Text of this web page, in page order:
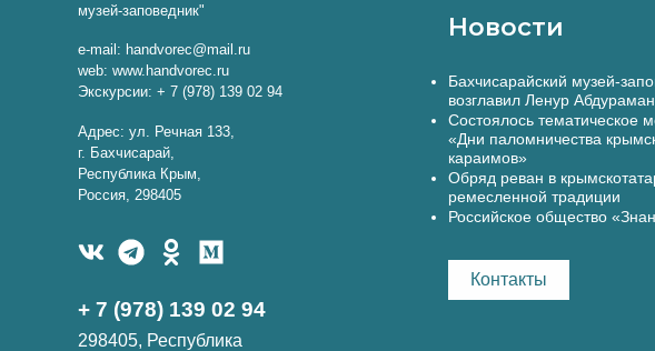
музей-заповедник"
e-mail: handvorec@mail.ru
web: www.handvorec.ru
Экскурсии: + 7 (978) 139 02 94
Адрес: ул. Речная 133,
г. Бахчисарай,
Республика Крым,
Россия, 298405
+ 7 (978) 139 02 94
298405, Республика
Новости
Бахчисарайский музей-
возглавил Ленур
Состоялось тематическое
«Дни паломничества
караимов»
Обряд реван в
ремесленной традиции
Российское общество
Контакты